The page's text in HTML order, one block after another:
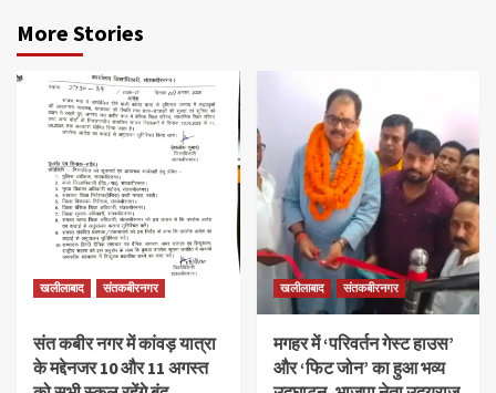
More Stories
खलीलाबाद संतकबीरनगर
संत कबीर नगर में कांवड़ यात्रा
के मद्देनजर 10 और 11 अगस्त
खलीलाबाद संतकबीरनगर
मगहर में ‘परिवर्तन गेस्ट हाउस’
और ‘फिट जोन’ का हुआ भव्य